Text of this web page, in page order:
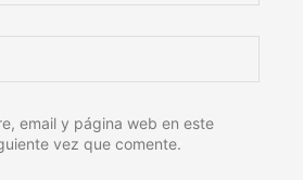
email y página web en este
vez que comente.